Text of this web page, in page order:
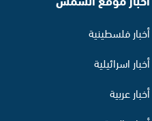
أخبار فلسطينية
أخبار اسرائيلية
أخبار عربية